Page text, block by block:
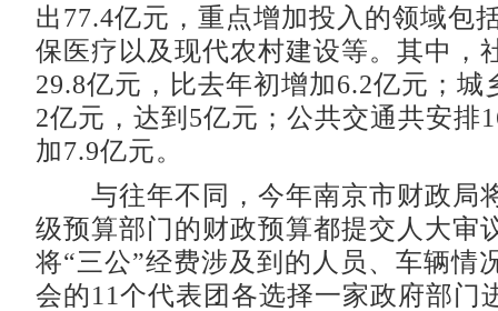
出77.4亿元，重点增加投入的领域包
保医疗以及现代农村建设等。其中，
29.8亿元，比去年初增加6.2亿元；城
2亿元，达到5亿元；公共交通共安排
加7.9亿元。
与往年不同，今年南京市财政局
级预算部门的财政预算都提交人大审
将“三公”经费涉及到的人员、车辆情
会的11个代表团各选择一家政府部门